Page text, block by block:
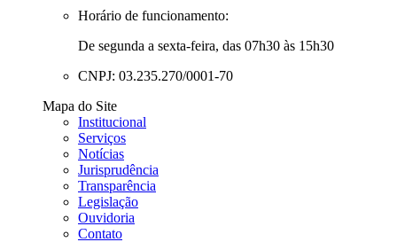
Horário de funcionamento:
De segunda a sexta-feira, das 07h30 às 15h30
CNPJ: 03.235.270/0001-70
Mapa do Site
Institucional
Serviços
Notícias
Jurisprudência
Transparência
Legislação
Ouvidoria
Contato